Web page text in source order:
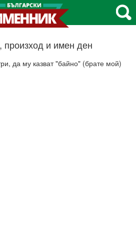
произход и имен ден
да му казват "байно" (брате мой)